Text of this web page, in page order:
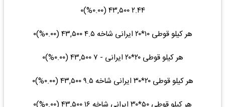
۲.۴۴ ۴۳,۵۰۰ (۰.۰۰%)۰
هر کیلو قوطی ۱۰*۲۰ ایرانی شاخه ۴.۵ ۴۳,۵۰۰ (۰.۰۰%)۰
هر کیلو قوطی ۲۰*۲۰ ایرانی - ۷ ۴۳,۵۰۰ (۰.۰۰%)۰
هر کیلو قوطی ۲۰*۳۰ ایرانی شاخه ۹.۵ ۴۳,۵۰۰ (۰.۰۰%)۰